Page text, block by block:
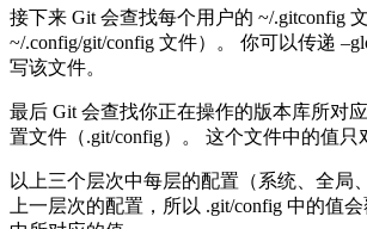
接下来 Git 会查找每个用户的 ~/.gitconfig
~/.config/git/config 文件）。 你可以传递
写该文件。
最后 Git 会查找你正在操作的版本库所对
置文件（.git/config）。 这个文件中的值只
以上三个层次中每层的配置（系统、全局
上一层次的配置，所以 .git/config 中的值